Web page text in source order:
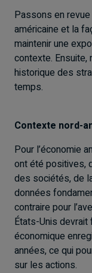
Passons en
américaine et la
maintenir une
contexte.
historique des
temps.
Contexte nord-
Pour l’économie
ont été positives,
des sociétés, de
données
contraire pour
États-Unis
économique
années, ce qui
sur les actions.